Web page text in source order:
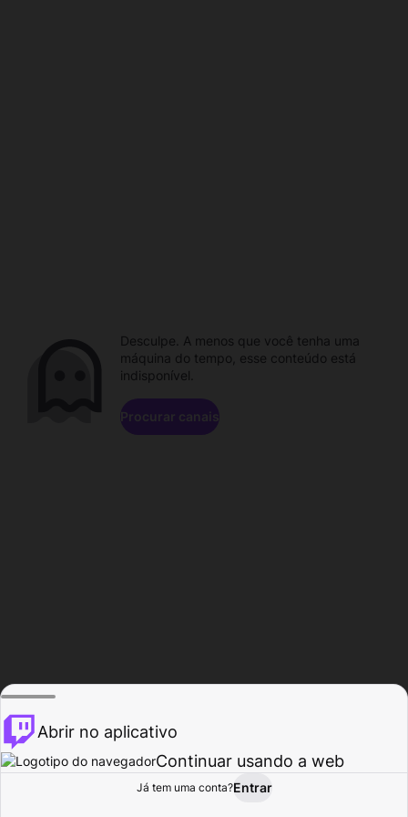
Procurar Atividade
Desculpe. A menos que você tenha uma
máquina do tempo, esse conteúdo está
indisponível.
Procurar canais
Abrir no aplicativo
Continuar usando a web
Já tem uma conta?Entrar